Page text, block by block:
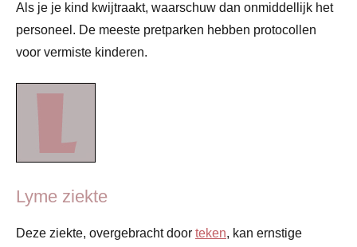
Als je je kind kwijtraakt, waarschuw dan onmiddellijk het
personeel. De meeste pretparken hebben protocollen
voor vermiste kinderen.
Lyme ziekte
Deze ziekte, overgebracht door teken, kan ernstige